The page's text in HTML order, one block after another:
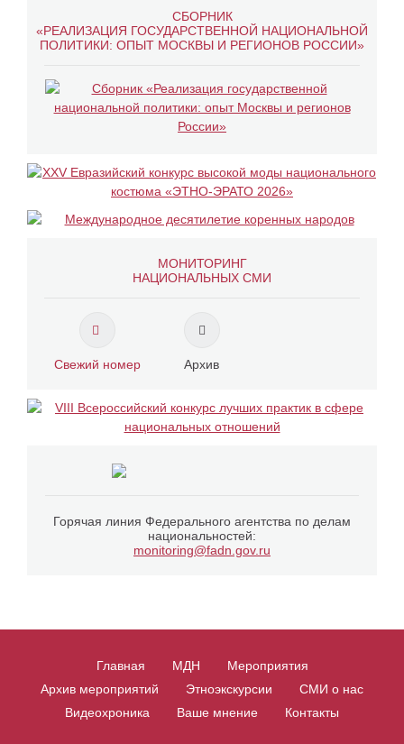
СБОРНИК
«РЕАЛИЗАЦИЯ ГОСУДАРСТВЕННОЙ НАЦИОНАЛЬНОЙ
ПОЛИТИКИ: ОПЫТ МОСКВЫ И РЕГИОНОВ РОССИИ»
МОНИТОРИНГ
НАЦИОНАЛЬНЫХ СМИ
Свежий номер Архив
Горячая линия Федерального агентства по делам
национальностей:
monitoring@fadn.gov.ru
Главная МДН
Мероприятия
Архив мероприятий
Этноэкскурсии
СМИ о нас
Видеохроника
Ваше мнение Контакты